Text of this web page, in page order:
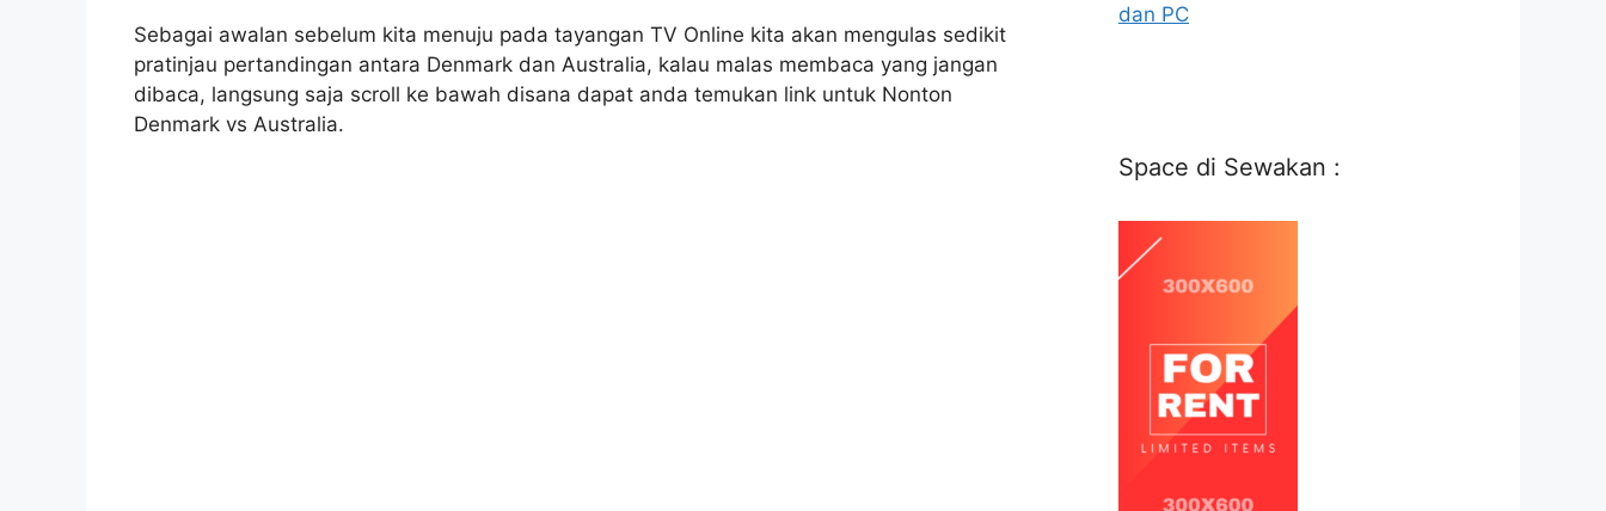
Sebagai awalan sebelum kita menuju pada tayangan TV Online kita akan mengulas sedikit
pratinjau pertandingan antara Denmark dan Australia, kalau malas membaca yang jangan
dibaca, langsung saja scroll ke bawah disana dapat anda temukan link untuk Nonton
Denmark vs Australia.
dan PC
Space di Sewakan :